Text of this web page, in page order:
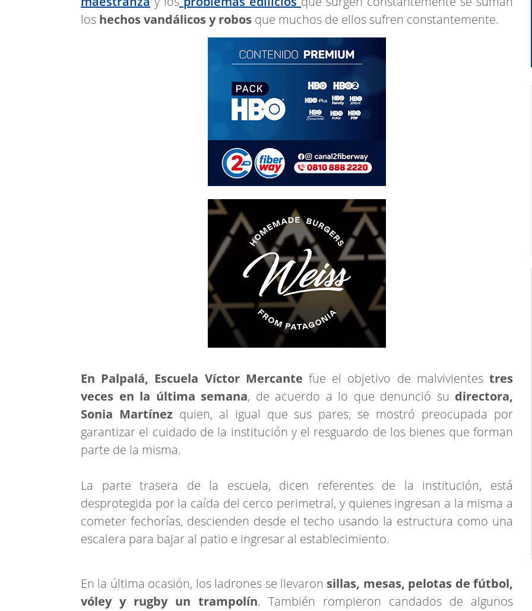
los hechos vandálicos y robos que muchos de ellos sufren constantemente.
En Palpalá, Escuela Víctor Mercante fue el objetivo de malvivientestres
veces en la última semana, de acuerdo a lo que denunció su directora,
Sonia Martínez quien, al igual que sus pares, se mostró preocupada por
garantizar el cuidado de la institución y el resguardo de los bienes que forman
parte de la misma.
La parte trasera de la escuela, dicen referentes de la institución, está
desprotegida por la caída del cerco perimetral, y quienes ingresan a la misma a
cometer fechorías, descienden desde el techo usando la estructura como una
escalera para bajar al patio e ingresar al establecimiento.
En la última ocasión, los ladrones se llevaron sillas, mesas, pelotas de fútbol,
vóley y rugby un trampolín. También rompieron candados de algunos